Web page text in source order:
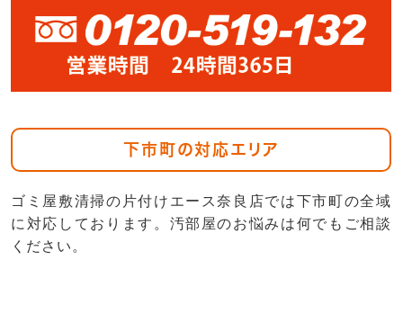
下市町の対応エリア
ゴミ屋敷清掃の片付けエース奈良店では下市町の全域
に対応しております。汚部屋のお悩みは何でもご相談
ください。